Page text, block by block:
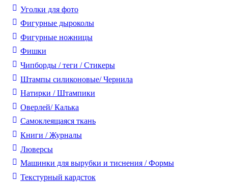
Уголки для фото
Фигурные дыроколы
Фигурные ножницы
Фишки
Чипборды / теги / Стикеры
Штампы силиконовые/ Чернила
Натирки / Штампики
Оверлей/ Калька
Самоклеящаяся ткань
Книги / Журналы
Люверсы
Машинки для вырубки и тиснения / Формы
Текстурный кардсток